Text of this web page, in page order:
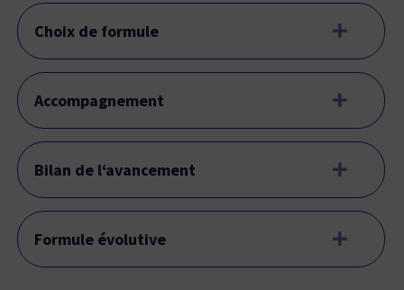
Choix de formule
Accompagnement
Bilan de l‘avancement
Formule évolutive